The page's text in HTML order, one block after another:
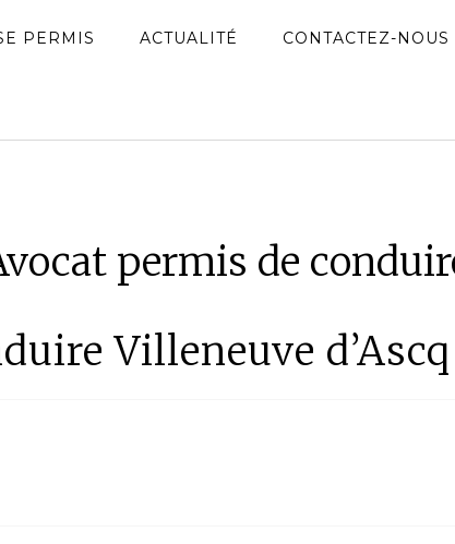
PERMIS ACTUALITÉ CONTACTEZ-NOUS
permis de
Villeneuve d’Ascq